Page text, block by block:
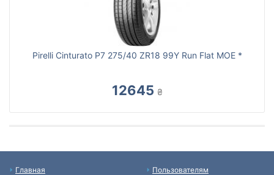
Pirelli Cinturato P7 275/40 ZR18 99Y Run Flat MOE *
12645 ₴
Главная
Пользователям